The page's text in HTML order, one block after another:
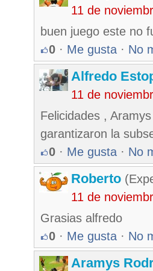
11 de
buen juego este no
0 · Me gusta · No
Alfredo
11 de
Felicidades ,
garantizaron la
0 · Me gusta · No
Roberto
11 de
Grasias alfredo
0 · Me gusta · No
Aramys